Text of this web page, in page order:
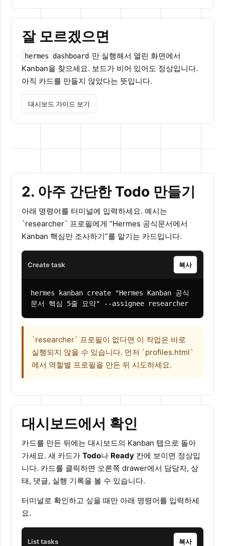
잘 모르겠으면
hermes dashboard 만 실행해서 열린 화면에서
Kanban을 찾으세요. 보드가 비어 있어도 정상입니다.
아직 카드를 만들지 않았다는 뜻입니다.
대시보드 가이드 보기
2. 아주 간단한 Todo 만들기
아래 명령어를 터미널에 입력하세요. 예시는
`researcher` 프로필에게 “Hermes 공식문서에서
Kanban 핵심만 조사하기”를 맡기는 카드입니다.
Create task 복사
hermes kanban create "Hermes Kanban 공식
문서 핵심 5줄 요약" --assignee researcher
`researcher` 프로필이 없다면 이 작업은 바로
실행되지 않을 수 있습니다. 먼저 `profiles.html`
에서 역할별 프로필을 만든 뒤 시도하세요.
대시보드에서 확인
카드를 만든 뒤에는 대시보드의 Kanban 탭으로 돌아
가세요. 새 카드가Todo나 Ready 칸에 보이면 정상입
니다. 카드를 클릭하면 오른쪽 drawer에서 담당자, 상
태, 댓글, 실행 기록을 볼 수 있습니다.
터미널로 확인하고 싶을 때만 아래 명령어를 입력하세
요.
List tasks 복사